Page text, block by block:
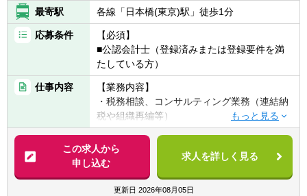
最寄駅 各線「日本橋(東京)駅」徒歩1分
応募条件
【必須】
■公認会計士（登録済みまたは登録要件を満
たしている方）
仕事内容
【業務内容】
・税務相談、コンサルティング業務（連結納
税や組織再編等）
・税金計算
・各種税務申告書作成
・年末調整、確定申告業務
・法人設立に関する手続き及び届出
・M＆A業務（税務DD等）
この求人から
申し込む
求人を詳しく見る
更新日 2026年08月05日